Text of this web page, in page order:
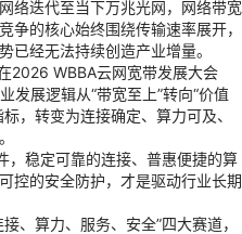
络迭代至当下万兆光网，网络带宽
争的核心始终围绕传输速率展开，
已经无法持续创造产业增量。
2026 WBBA云网宽带发展大会
发展逻辑从“带宽至上”转向“价值
，转变为连接确定、算力可及、
，稳定可靠的连接、普惠便捷的算
控的安全防护，才是驱动行业长期
、算力、服务、安全”四大赛道，